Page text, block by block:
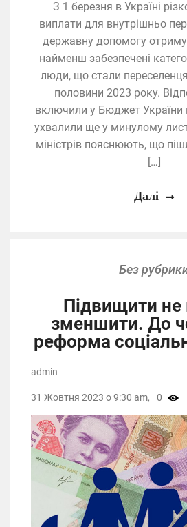
З 1 березня в Україні
виплати для внутрішньо
державну допомогу
найменш забезпечені
люди, що стали
половини 2023 року.
включили у Бюджет України
ухвалили ще у минулому
міністрів пояснюють, що
[…]
Далі
Без
Підвищити
зменшити. До
реформа
admin
31 Жовтня 2023 о 9:30 am, 0